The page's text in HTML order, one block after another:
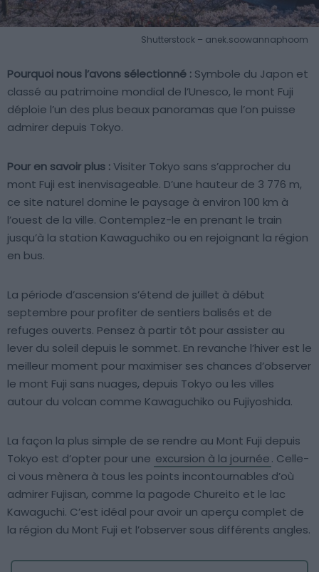
Shutterstock – anek.soowannaphoom
Pourquoi nous l’avons sélectionné : Symbole du Japon et
classé au patrimoine mondial de l’Unesco, le mont Fuji
déploie l’un des plus beaux panoramas que l’on puisse
admirer depuis Tokyo.
Pour en savoir plus :Visiter Tokyo sans s’approcher du
mont Fuji est inenvisageable. D’une hauteur de 3 776 m,
ce site naturel domine le paysage à environ 100 km à
l’ouest de la ville. Contemplez-le en prenant le train
jusqu’à la station Kawaguchiko ou en rejoignant la région
en bus.
La période d’ascension s’étend de juillet à début
septembre pour profiter de sentiers balisés et de
refuges ouverts. Pensez à partir tôt pour assister au
lever du soleil depuis le sommet. En revanche l’hiver est le
meilleur moment pour maximiser ses chances d’observer
le mont Fuji sans nuages, depuis Tokyo ou les villes
autour du volcan comme Kawaguchiko ou Fujiyoshida.
La façon la plus simple de se rendre au Mont Fuji depuis
Tokyo est d’opter pour une excursion à la journée. Celle-
ci vous mènera à tous les points incontournables d’où
admirer Fujisan, comme la pagode Chureito et le lac
Kawaguchi. C’est idéal pour avoir un aperçu complet de
la région du Mont Fuji et l’observer sous différents angles.